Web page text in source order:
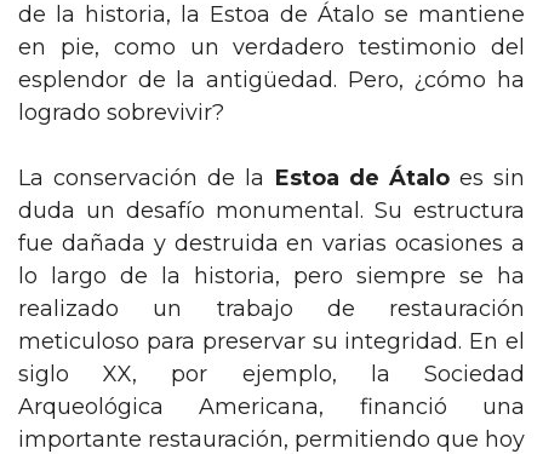
de la historia, la Estoa de Átalo se mantiene
en pie, como un verdadero testimonio del
esplendor de la antigüedad. Pero, ¿cómo ha
logrado sobrevivir?
La conservación de la Estoa de Átaloes sin
duda un desafío monumental. Su estructura
fue dañada y destruida en varias ocasiones a
lo largo de la historia, pero siempre se ha
realizado un trabajo de restauración
meticuloso para preservar su integridad. En el
siglo XX, por ejemplo, la Sociedad
Arqueológica Americana, financió una
importante restauración, permitiendo que hoy